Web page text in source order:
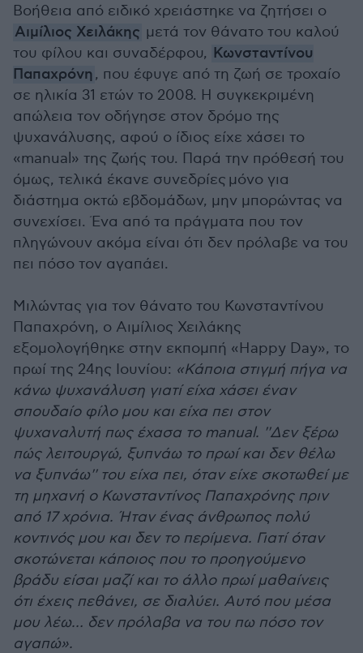
Βοήθεια από ειδικό χρειάστηκε να ζητήσει ο
Αιμίλιος Χειλάκης μετά τον θάνατο του καλού
του φίλου και συναδέρφου, Κωνσταντίνου
Παπαχρόνη, που έφυγε από τη ζωή σε τροχαίο
σε ηλικία 31 ετών το 2008. Η συγκεκριμένη
απώλεια τον οδήγησε στον δρόμο της
ψυχανάλυσης, αφού ο ίδιος είχε χάσει το
«manual» της ζωής του. Παρά την πρόθεσή του
όμως, τελικά έκανε συνεδρίες μόνο για
διάστημα οκτώ εβδομάδων, μην μπορώντας να
συνεχίσει. Ένα από τα πράγματα που τον
πληγώνουν ακόμα είναι ότι δεν πρόλαβε να του
πει πόσο τον αγαπάει.
Μιλώντας για τον θάνατο του Κωνσταντίνου
Παπαχρόνη, ο Αιμίλιος Χειλάκης
εξομολογήθηκε στην εκπομπή «Happy Day», το
πρωί της 24ης Ιουνίου: «Κάποια στιγμή πήγα να
κάνω ψυχανάλυση γιατί είχα χάσει έναν
σπουδαίο φίλο μου και είχα πει στον
ψυχαναλυτή πως έχασα το manual. ''Δεν ξέρω
πώς λειτουργώ, ξυπνάω το πρωί και δεν θέλω
να ξυπνάω'' του είχα πει, όταν είχε σκοτωθεί με
τη μηχανή ο Κωνσταντίνος Παπαχρόνης πριν
από 17 χρόνια. Ήταν ένας άνθρωπος πολύ
κοντινός μου και δεν το περίμενα. Γιατί όταν
σκοτώνεται κάποιος που το προηγούμενο
βράδυ είσαι μαζί και το άλλο πρωί μαθαίνεις
ότι έχεις πεθάνει, σε διαλύει. Αυτό που μέσα
μου λέω… δεν πρόλαβα να του πω πόσο τον
αγαπώ».